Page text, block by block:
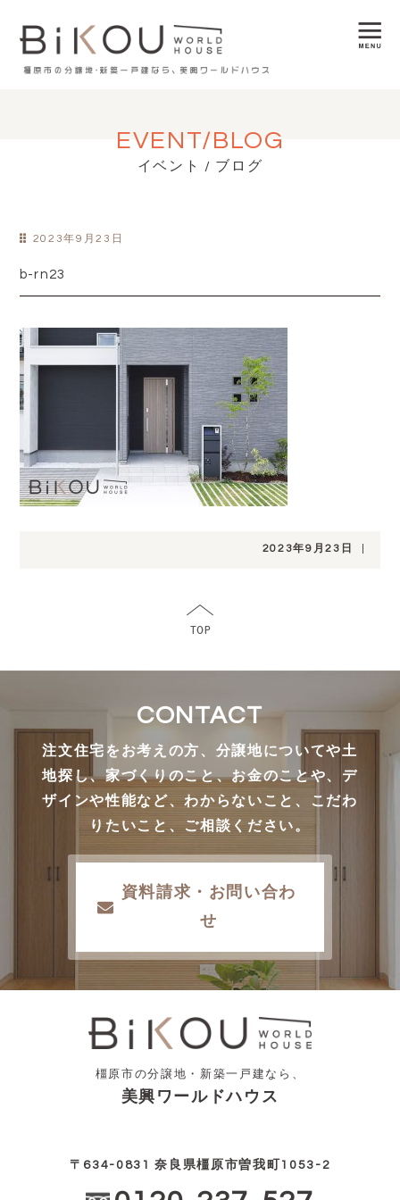
EVENT/BLOG
イベント / ブログ
2023年9月23日
b-rn23
2023年9月23日
CONTACT
注文住宅をお考えの方、分譲地についてや土
地探し、家づくりのこと、お金のことや、デ
ザインや性能など、わからないこと、こだわ
りたいこと、ご相談ください。
資料請求・お問い合わ
せ
橿原市の分譲地・新築一戸建なら、
美興ワールドハウス
〒634-0831 奈良県橿原市曽我町1053-2